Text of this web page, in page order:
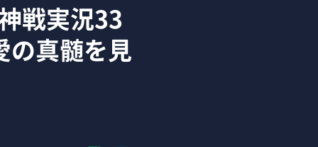
戦実況33
の真髄を見